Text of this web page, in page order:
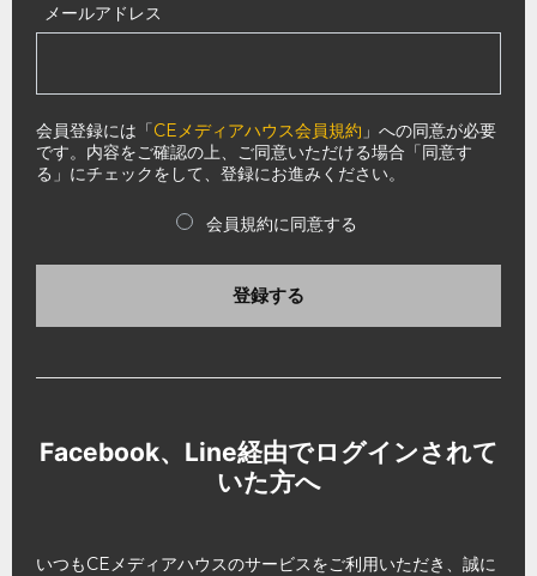
メールアドレス
会員登録には「CEメディアハウス会員規約 」への同意が必要
です。内容をご確認の上、ご同意いただける場合「同意す
る」にチェックをして、登録にお進みください。
会員規約に同意する
登録する
Facebook、Line経由でログインされて
いた方へ
いつもCEメディアハウスのサービスをご利用いただき、誠に